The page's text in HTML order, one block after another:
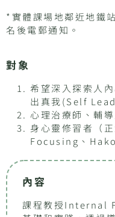
*實體課場地鄰近地鐵
名後電郵通知。
對象
希望深入探索人
出真我(Self
心理治療師、輔
身心靈修習者（
Focusing、
內容
課程教授Internal